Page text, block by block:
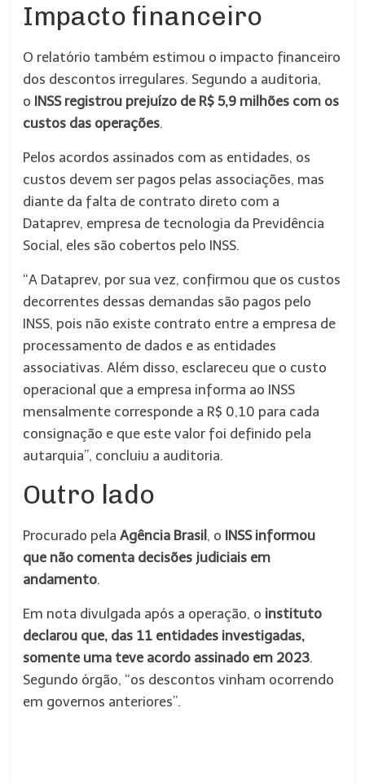
Impacto financeiro
O relatório também estimou o impacto financeiro
dos descontos irregulares. Segundo a auditoria,
o INSS registrou prejuízo de R$ 5,9 milhões com os
custos das operações.
Pelos acordos assinados com as entidades, os
custos devem ser pagos pelas associações, mas
diante da falta de contrato direto com a
Dataprev, empresa de tecnologia da Previdência
Social, eles são cobertos pelo INSS.
“A Dataprev, por sua vez, confirmou que os custos
decorrentes dessas demandas são pagos pelo
INSS, pois não existe contrato entre a empresa de
processamento de dados e as entidades
associativas. Além disso, esclareceu que o custo
operacional que a empresa informa ao INSS
mensalmente corresponde a R$ 0,10 para cada
consignação e que este valor foi definido pela
autarquia”, concluiu a auditoria.
Outro lado
Procurado pelaAgência Brasil , o INSS informou
que não comenta decisões judiciais em
andamento.
Em nota divulgada após a operação, o instituto
declarou que, das 11 entidades investigadas,
somente uma teve acordo assinado em 2023.
Segundo órgão, “os descontos vinham ocorrendo
em governos anteriores”.